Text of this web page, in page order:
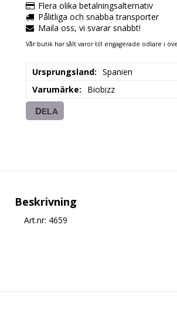
Flera olika betalningsalternativ
Pålitliga och snabba transporter
Maila oss, vi svarar snabbt!
Vår butik har sålt varor till engagerade odlare i
Ursprungsland
Spanien
Varumärke
Biobizz
DELA
Beskrivning
Art.nr: 4659